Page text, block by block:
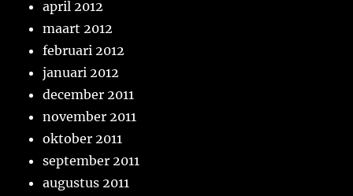
april 2012
maart 2012
februari 2012
januari 2012
december 2011
november 2011
oktober 2011
september 2011
augustus 2011